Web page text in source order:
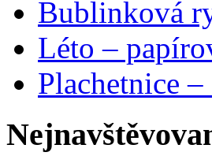
Bublinková
Léto –
Plachetnice